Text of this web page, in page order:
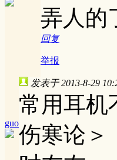
弄人的
回复
举报
guo
发表于 2013-8-29
常用耳机
伤寒论＞